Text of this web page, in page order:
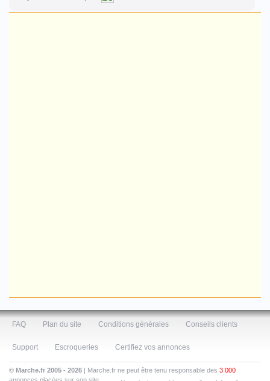
FAQ Plan du site Conditions générales Conseils clients
Support Escroqueries Certifiez vos annonces
© Marche.fr 2005 - 2026 | Marche.fr ne peut être tenu responsable des 3 000